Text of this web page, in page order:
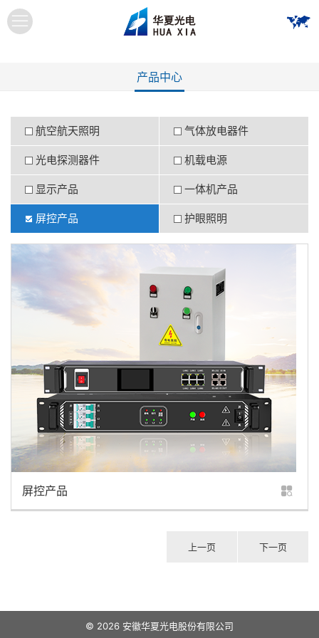
产品中心
航空航天照明 气体放电器件
光电探测器件 机载电源
显示产品 一体机产品
屏控产品 护眼照明
屏控产品
上一页 下一页
© 2026 安徽华夏光电股份有限公司